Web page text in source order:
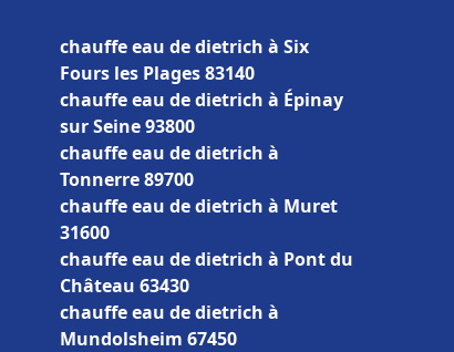
chauffe eau de dietrich à Six
Fours les Plages 83140
chauffe eau de dietrich à Épinay
sur Seine 93800
chauffe eau de dietrich à
Tonnerre 89700
chauffe eau de dietrich à Muret
31600
chauffe eau de dietrich à Pont du
Château 63430
chauffe eau de dietrich à
Mundolsheim 67450